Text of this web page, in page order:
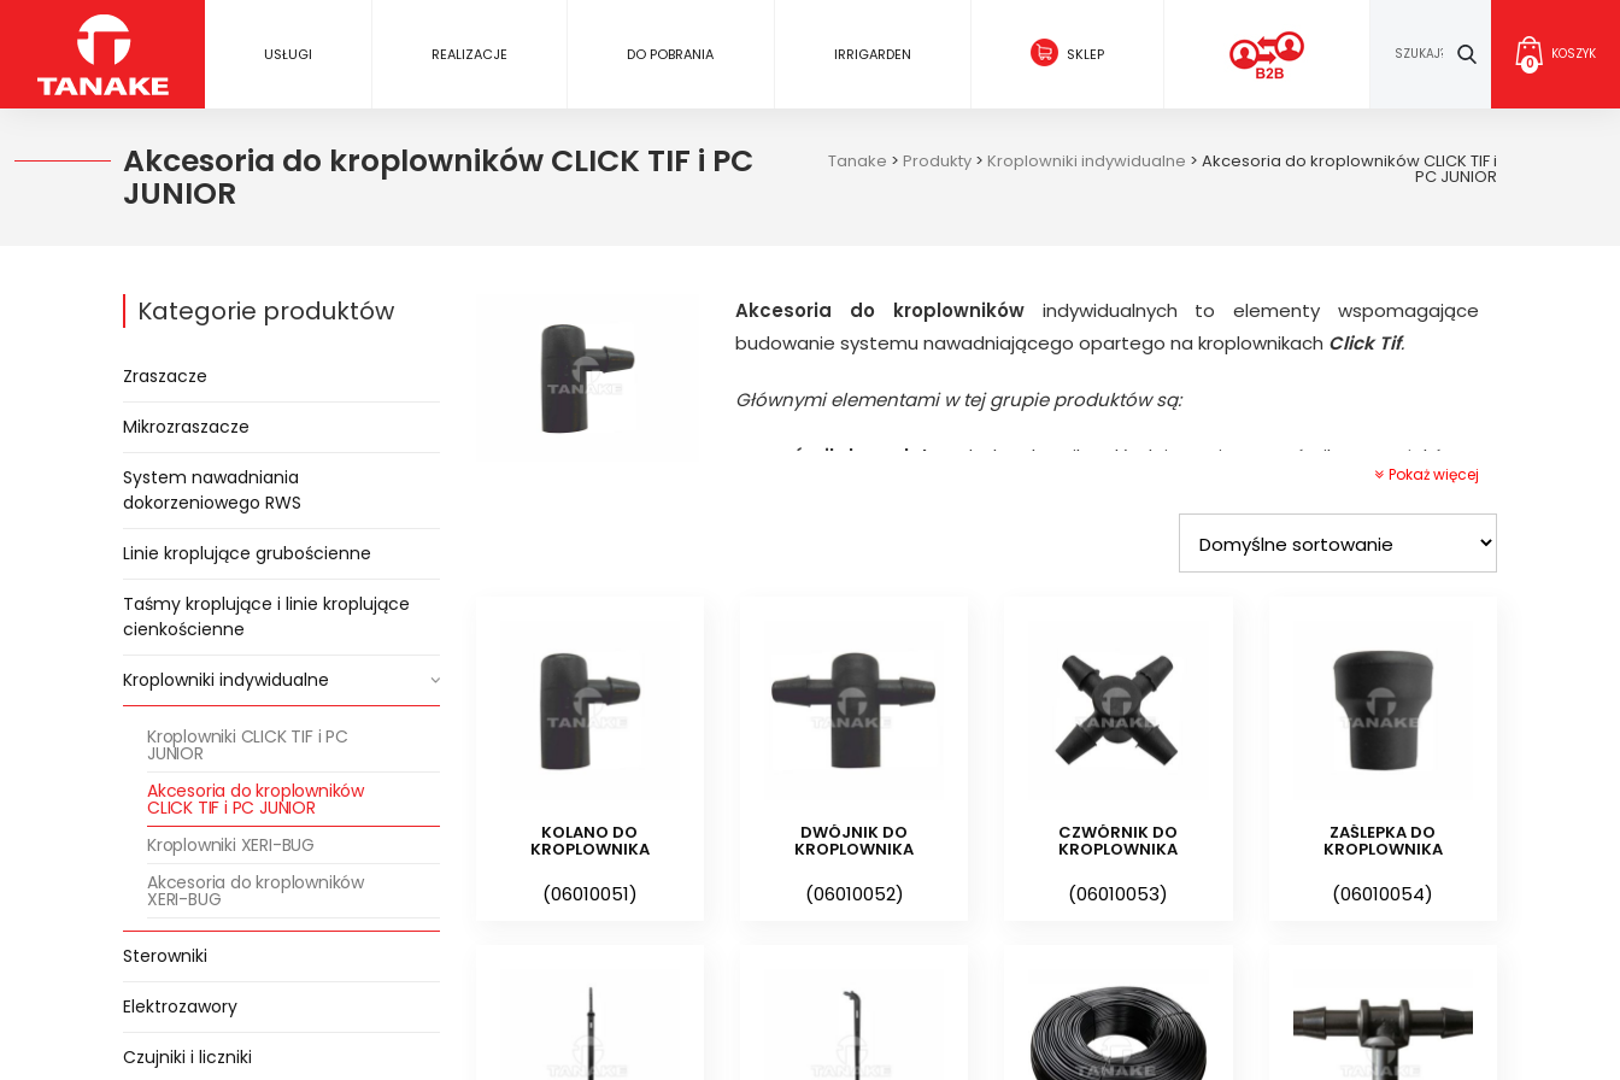
USŁUGI REALIZACJE DO POBRANIA IRRIGARDEN SKLEP 0
KOSZYK
Akcesoria do kroplowników CLICK TIF i PC
JUNIOR
Tanake > Produkty > Kroplowniki indywidualne > Akcesoria do kroplowników CLICK TIF i
PC JUNIOR
Akcesoria do kroplownikówindywidualnych to elementy wspomagające
budowanie systemu nawadniającego opartego na kroplownikach Click Tif.
Głównymi elementami w tej grupie produktów są:
czwórnik kompletny
do kroplownika składający się z czwórnika, 4 wężyków o
średnicy 5/3 mm i długości po 0,7 m każdy oraz 4 kroplospływów prostych z
labiryntem, cały komplet jest złożony i gotowy do montażu,
do kroplownika składający się z dwójnika, 2 wężyków o
dwójnik do kroplownika, umożliwia rozdzielenie wypływu wody z wykorzystaniem
dowolnej długości wężyka 5/3 mm i 2 kroplospływów,
wykorzystaniem dowolnej długości wężyka 5/3 mm i 4 kroplospływów,
wykorzystywany zazwyczaj w opcji z użyciem dwójnika i czwórnika
zazwyczaj do nawadniania pojedynczych roślin,
wężyk 5/3 mm
– wężyk polietylenowy wykorzystywany w nawodnieniach
Pokaż więcej
KOLANO DO
KROPLOWNIKA
(06010051)
DWÓJNIK DO
KROPLOWNIKA
(06010052)
CZWÓRNIK DO
KROPLOWNIKA
(06010053)
ZAŚLEPKA DO
KROPLOWNIKA
(06010054)
Kategorie produktów
Zraszacze
Mikrozraszacze
System nawadniania
dokorzeniowego RWS
Linie kroplujące grubościenne
Taśmy kroplujące i linie kroplujące
cienkościenne
Kroplowniki indywidualne
Kroplowniki CLICK TIF i PC
JUNIOR
Akcesoria do kroplowników
CLICK TIF i PC JUNIOR
Kroplowniki XERI-BUG
Akcesoria do kroplowników
XERI-BUG
Sterowniki
Elektrozawory
Czujniki i liczniki